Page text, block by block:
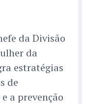
da Divisão
da
estratégias
de
e a prevenção